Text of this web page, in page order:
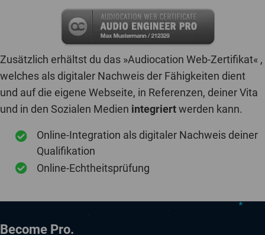
Zusätzlich erhältst du das »Audiocation Web-Zertifikat« ,
welches als digitaler Nachweis der Fähigkeiten dient
und auf die eigene Webseite, in Referenzen, deiner Vita
und in den Sozialen Medien integriertwerden kann.
Online-Integration als digitaler Nachweis deiner
Qualifikation
Online-Echtheitsprüfung
Become Pro.